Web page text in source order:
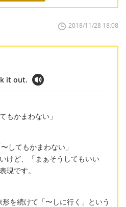
2018/11/28 18:08
it out.
もかまわない」
してもかまわない」
けど、「まぁそうしてもいい
現です。
を続けて「〜しに行く」という